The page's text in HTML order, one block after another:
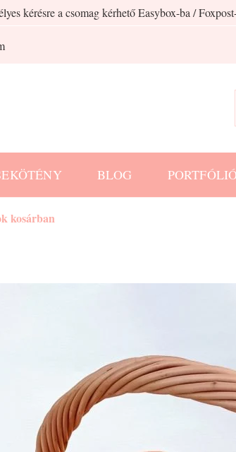
kérésre a csomag kérhető Easybox-ba /
BLOG
kosárban